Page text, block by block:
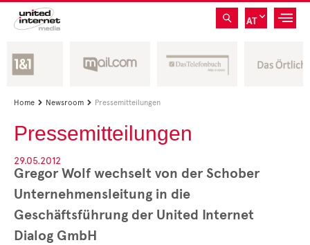
AT
Home  Newsroom  Pressemitteilungen
Pressemitteilungen
29.05.2012
Gregor Wolf wechselt von der Schober
Unternehmensleitung in die
Geschäftsführung der United Internet
Dialog GmbH